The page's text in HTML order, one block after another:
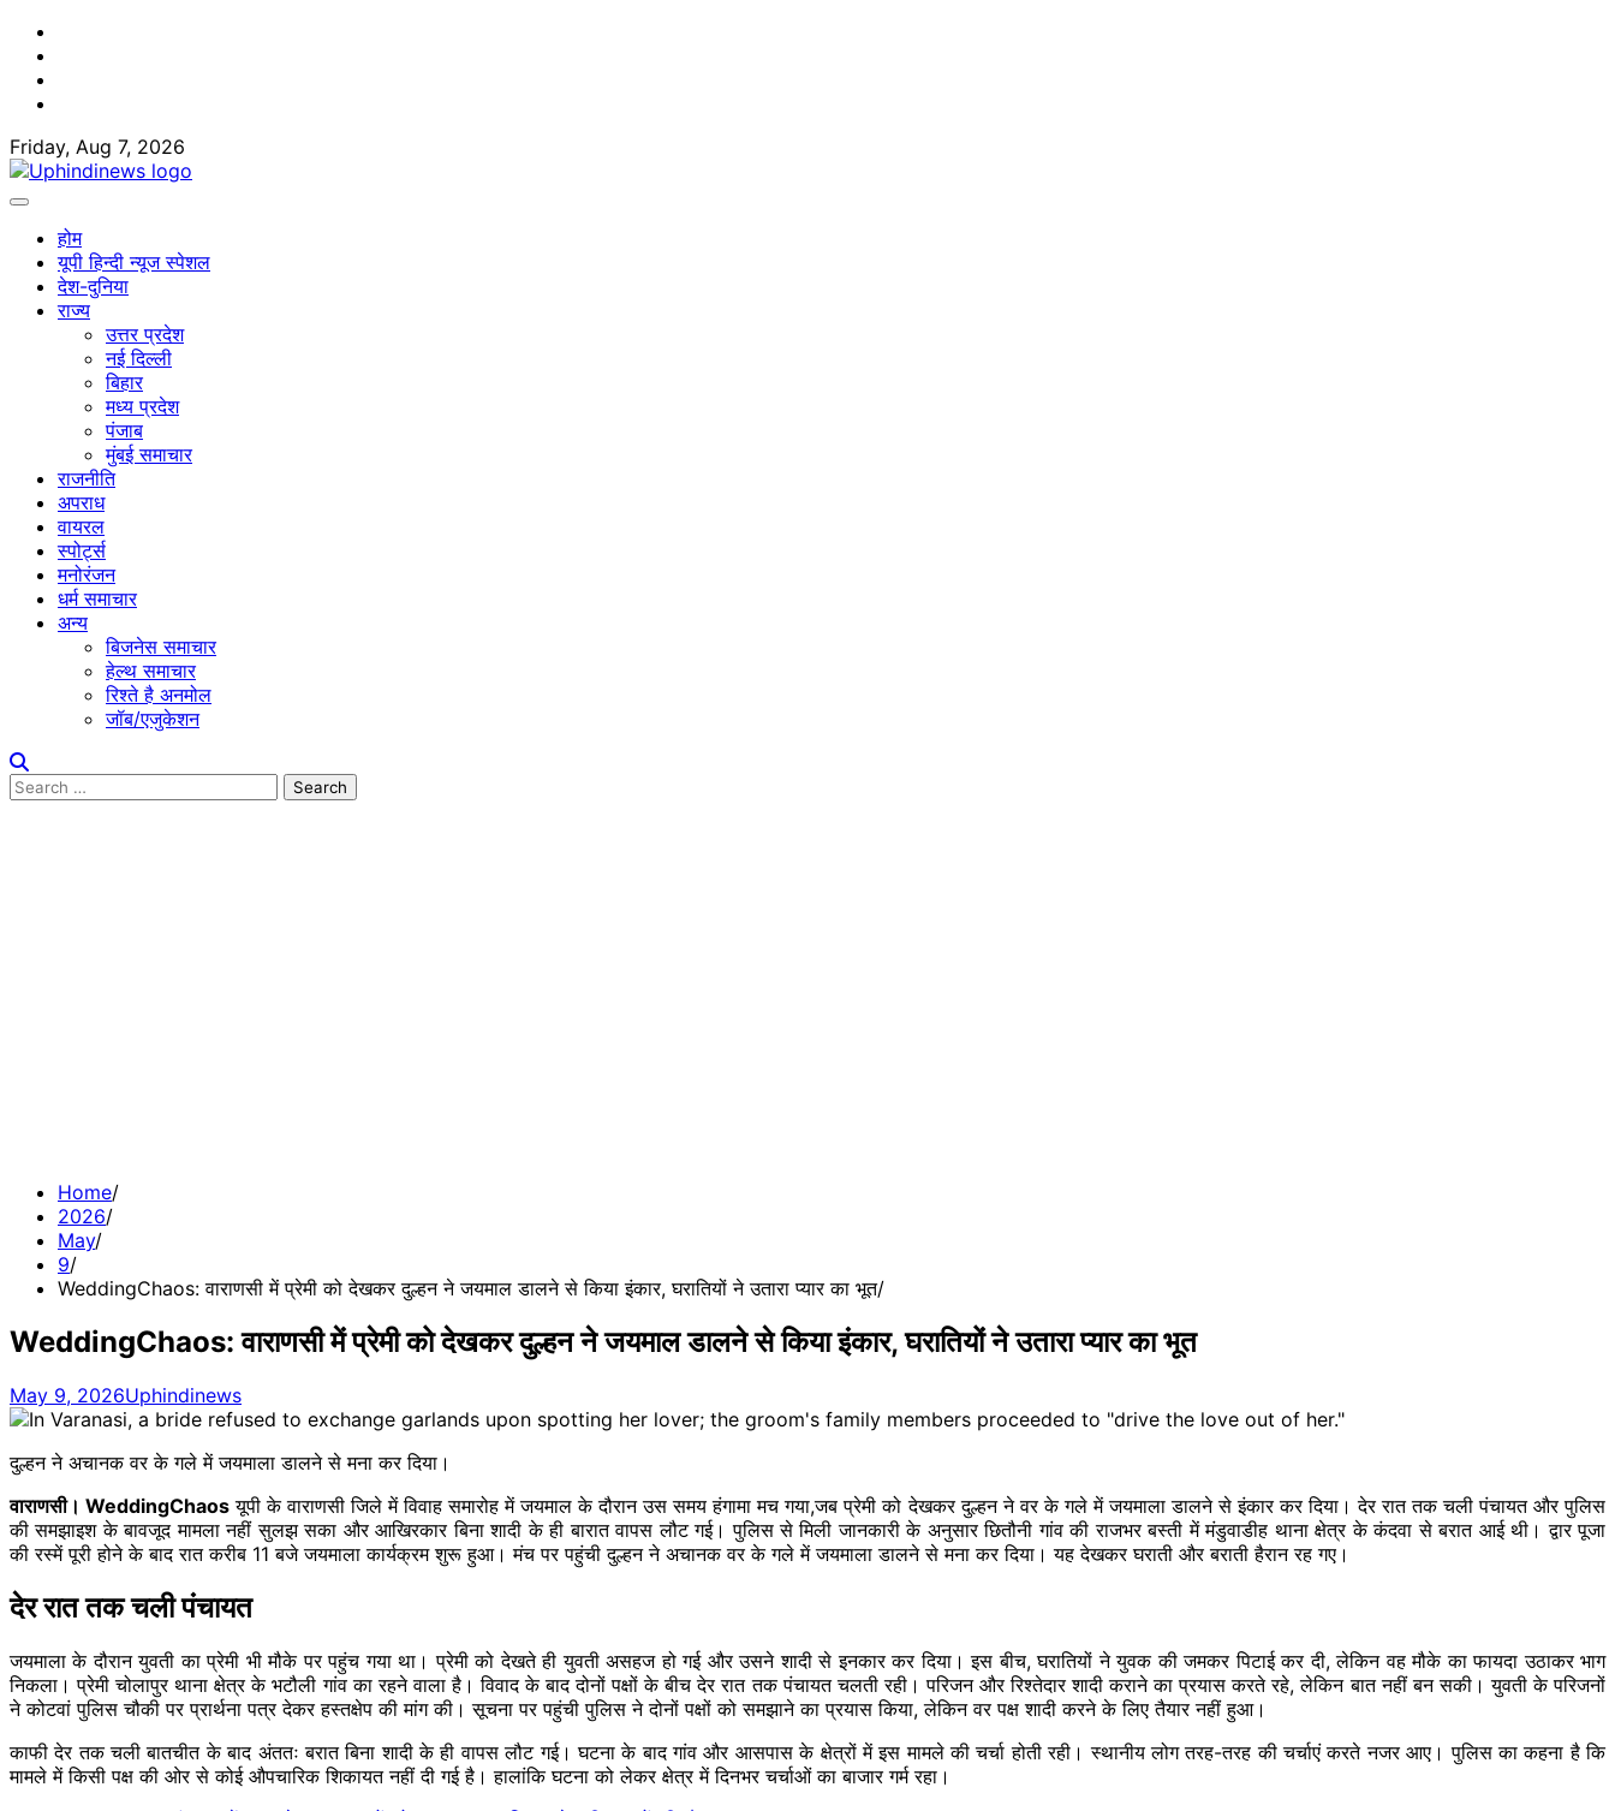
Skip
content
Friday, Aug 7, 2026
होम
यूपी हिन्दी न्यूज स्पेशल
देश-दुनिया
राज्य
उत्तर प्रदेश
नई दिल्ली
बिहार
मध्य प्रदेश
पंजाब
मुंबई समाचार
राजनीति
अपराध
वायरल
स्पोर्ट्स
मनोरंजन
धर्म समाचार
अन्य
बिजनेस समाचार
हेल्थ समाचार
रिश्ते है अनमोल
जॉब/एजुकेशन
Search
Home
2026
May
9
WeddingChaos: वाराणसी में प्रेमी को देखकर दुल्हन ने जयमाल डालने से किया इंकार, घरातियों ने उतारा प्यार का भूत
WeddingChaos: वाराणसी में प्रेमी को देखकर दुल्हन ने जयमाल डालने से किया इंकार, घरातियों ने उतारा प्यार का भूत
May 9, 2026Uphindinews
दुल्हन ने अचानक वर के गले में जयमाला डालने से मना कर दिया।
वाराणसी। WeddingChaos यूपी के वाराणसी जिले में विवाह समारोह में जयमाल के दौरान उस समय हंगामा मच गया,जब प्रेमी को देखकर दुल्हन ने वर के गले में जयमाला डालने से इंकार कर दिया। देर रात तक चली पंचायत और पुलिस
की समझाइश के बावजूद मामला नहीं सुलझ सका और आखिरकार बिना शादी के ही बारात वापस लौट गई। पुलिस से मिली जानकारी के अनुसार छितौनी गांव की राजभर बस्ती में मंडुवाडीह थाना क्षेत्र के कंदवा से बरात आई थी। द्वार पूजा
की रस्में पूरी होने के बाद रात करीब 11 बजे जयमाला कार्यक्रम शुरू हुआ। मंच पर पहुंची दुल्हन ने अचानक वर के गले में जयमाला डालने से मना कर दिया। यह देखकर घराती और बराती हैरान रह गए।
देर रात तक चली पंचायत
जयमाला के दौरान युवती का प्रेमी भी मौके पर पहुंच गया था। प्रेमी को देखते ही युवती असहज हो गई और उसने शादी से इनकार कर दिया। इस बीच, घरातियों ने युवक की जमकर पिटाई कर दी, लेकिन वह मौके का फायदा उठाकर भाग
निकला। प्रेमी चोलापुर थाना क्षेत्र के भटौली गांव का रहने वाला है। विवाद के बाद दोनों पक्षों के बीच देर रात तक पंचायत चलती रही। परिजन और रिश्तेदार शादी कराने का प्रयास करते रहे, लेकिन बात नहीं बन सकी। युवती के परिजनों
ने कोटवां पुलिस चौकी पर प्रार्थना पत्र देकर हस्तक्षेप की मांग की। सूचना पर पहुंची पुलिस ने दोनों पक्षों को समझाने का प्रयास किया, लेकिन वर पक्ष शादी करने के लिए तैयार नहीं हुआ।
काफी देर तक चली बातचीत के बाद अंततः बरात बिना शादी के ही वापस लौट गई। घटना के बाद गांव और आसपास के क्षेत्रों में इस मामले की चर्चा होती रही। स्थानीय लोग तरह-तरह की चर्चाएं करते नजर आए। पुलिस का कहना है कि
मामले में किसी पक्ष की ओर से कोई औपचारिक शिकायत नहीं दी गई है। हालांकि घटना को लेकर क्षेत्र में दिनभर चर्चाओं का बाजार गर्म रहा।